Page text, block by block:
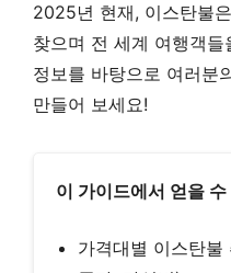
2025년 현재, 이스탄불
찾으며 전 세계 여행객
정보를 바탕으로 여러분
만들어 보세요!
이 가이드에서 얻을
가격대별 이스탄불